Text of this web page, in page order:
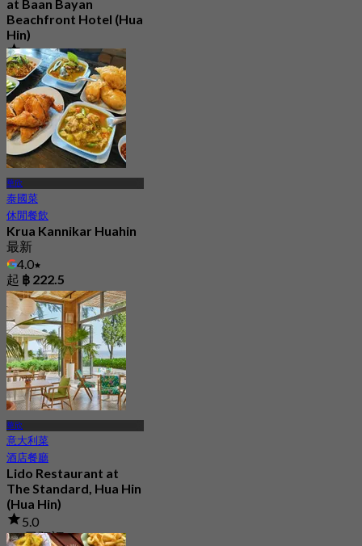
at Baan Bayan
Beachfront Hotel (Hua
Hin)
4.7
221 已預訂
起฿ 585
華欣
泰國菜
休閒餐飲
Krua Kannikar Huahin
最新
4.0
起 ฿ 222.5
華欣
意大利菜
酒店餐廳
Lido Restaurant at
The Standard, Hua Hin
(Hua Hin)
5.0
1K 已預訂